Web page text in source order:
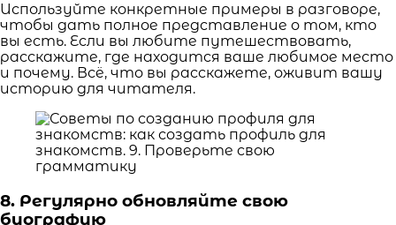
Используйте конкретные примеры в разговоре,
чтобы дать полное представление о том, кто
вы есть. Если вы любите путешествовать,
расскажите, где находится ваше любимое место
и почему. Всё, что вы расскажете, оживит вашу
историю для читателя.
8. Регулярно обновляйте свою
биографию